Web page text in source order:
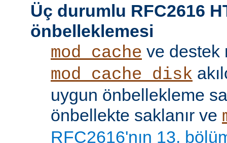
Üç durumlu RFC2616
önbelleklemesi
mod_cache ve destek
mod_cache_disk
uygun önbellekleme
önbellekte saklanır ve
RFC2616'nın 13.